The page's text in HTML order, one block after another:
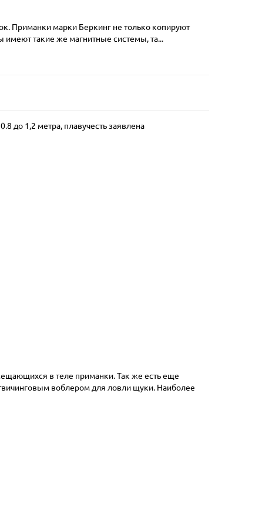
Приманки марки Беркинг не только копируют
имеют такие же магнитные системы, та...
до 1,2 метра, плавучесть заявлена
в теле приманки. Так же есть еще
воблером для ловли щуки. Наиболее